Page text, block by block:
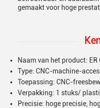
gemaakt voor hoge
Naam van het product: ER
Type: CNC-machine-
Toepassing: CNC-
Verpakking: 1 stuks/
Precisie: hoge precisie,